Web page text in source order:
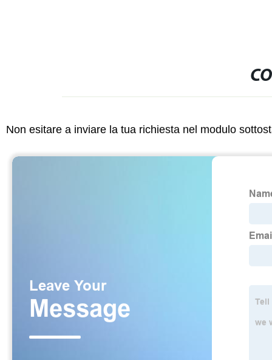
Non esitare a inviare la tua richiesta nel modulo